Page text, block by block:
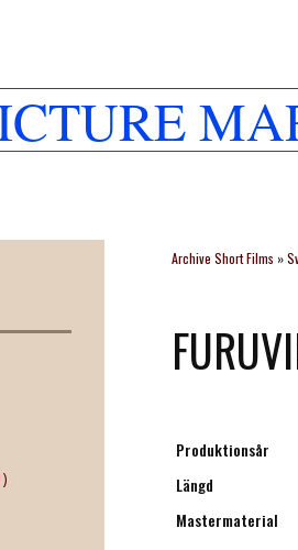
Archive Short Films »
Produktionsår
Längd
Mastermaterial